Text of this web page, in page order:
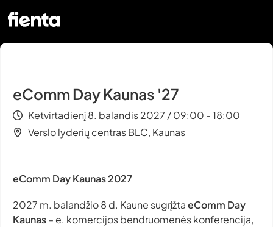
eComm Day Kaunas '27
Ketvirtadienį 8. balandis 2027 / 09:00 - 18:00
Verslo lyderių centras BLC, Kaunas
eComm Day Kaunas 2027
2027 m. balandžio 8 d. Kaune sugrįžtaeComm Day
Kaunas– e. komercijos bendruomenės konferencija,